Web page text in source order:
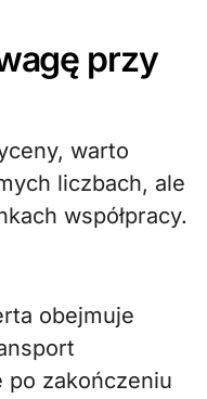
przy
warto
liczbach, ale
współpracy.
obejmuje
po zakończeniu